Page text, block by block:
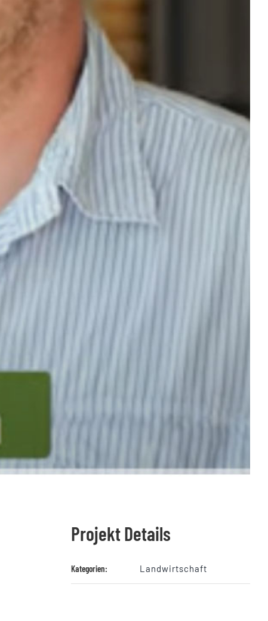
Projekt Details
Kategorien: Landwirtschaft